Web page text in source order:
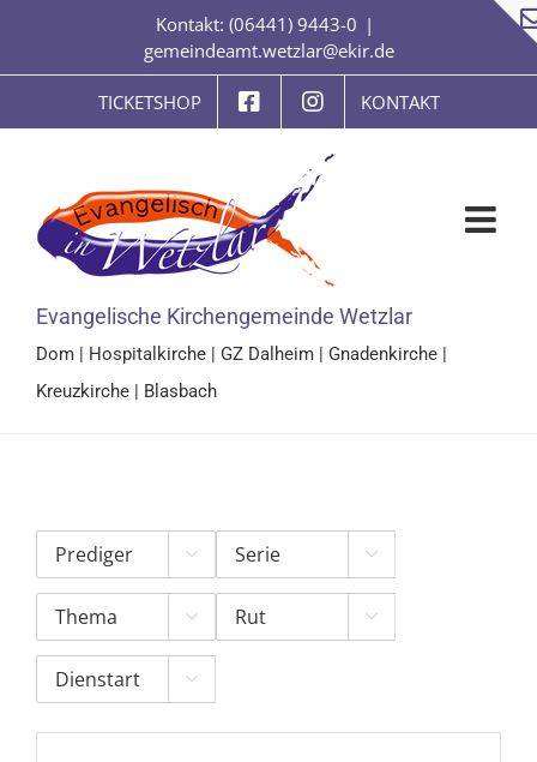
springen
Kontakt: (06441) 9443-0 |
gemeindeamt.wetzlar@ekir.de
TICKETSHOP KONTAKT
Evangelische Kirchengemeinde Wetzlar
Dom | Hospitalkirche | GZ Dalheim | Gnadenkirche |
Kreuzkirche | Blasbach
 
 
